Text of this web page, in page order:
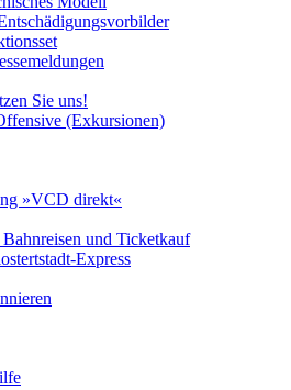
Sie uns!
(Exkursionen)
»VCD direkt«
und Ticketkauf
Express